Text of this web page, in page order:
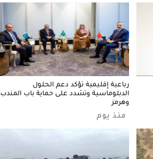
رباعية إقليمية تؤكد دعم الحلول
الدبلوماسية وتشدد على حماية باب المندب
وهرمز
منذ يوم